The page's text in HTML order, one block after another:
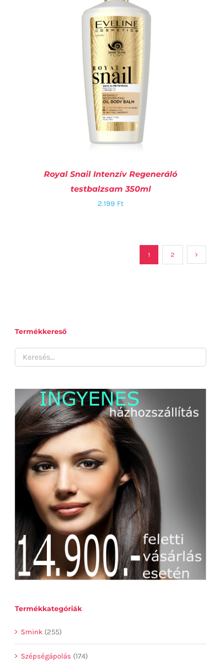
RÉSZLETEK
Royal Snail Intenzív Regeneráló
testbalzsam 350ml
2.199 Ft
1 2
Termékkereső
Termékkategóriák
Smink (255)
Szépségápolás (174)